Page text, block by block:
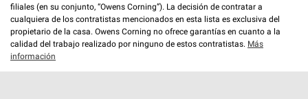
filiales (en su conjunto, “Owens Corning”). La decisión de contratar a
cualquiera de los contratistas mencionados en esta lista es exclusiva del
propietario de la casa. Owens Corning no ofrece garantías en cuanto a la
calidad del trabajo realizado por ninguno de estos contratistas. Más
información